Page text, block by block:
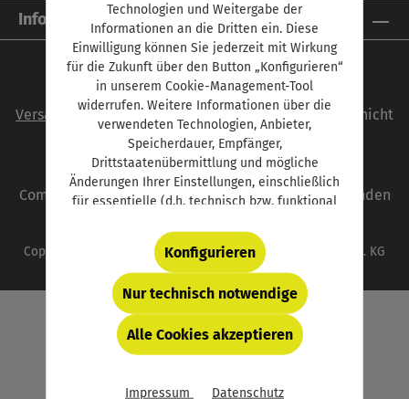
Informationen
Alle Preise inkl. gesetzl. Mehrwertsteuer zzgl.
Versandkostenund ggf. Nachnahmegebühren, wenn nicht
anders angegeben.
autoFACHMANN ist eine Marke der Vogel
Communications Group. Unser gesamtes Angebot finden
Copyright © 2026 Vogel Communications Group GmbH & Co. KG
Technologien und Weitergabe der
Informationen an die Dritten ein. Diese
Einwilligung können Sie jederzeit mit Wirkung
für die Zukunft über den Button „Konfigurieren“
in unserem Cookie-Management-Tool
widerrufen. Weitere Informationen über die
verwendeten Technologien, Anbieter,
Speicherdauer, Empfänger,
Drittstaatenübermittlung und mögliche
Änderungen Ihrer Einstellungen, einschließlich
für essentielle (d.h. technisch bzw. funktional
verlinkten Datenschutzerklärung und hinter
dem Button „Konfigurieren“.
Nur technisch notwendige
Konfigurieren
Alle Cookies akzeptieren
Impressum Datenschutz